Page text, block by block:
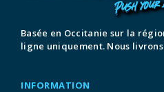
Basée en Occitanie sur la
ligne uniquement. Nous
INFORMATION